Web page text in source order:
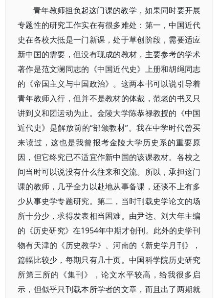
青年教师担负起这门课的教学，如果同时要开展
专题性的研究工作实在有很多难处：第一，中国近代
史在各校大抵是一门新课，处于草创阶段，需要适应
新中国的需要，但没有现成的教材，主要参考的学术
著作是范文澜同志的《中国近代史》上册和胡绳同志
的《帝国主义与中国政治》。这两本书可以说引导着
青年教师入行，但并不是教材的体裁，范老的书又只
讲到义和团运动为止。金陵大学陈恭禄教授的《中国
近代史》是解放前的“部颁教材”。我在中学时代曾买
来读过，这也是我曾报考金陵大学历史系的重要原
因，但它终究已不适宜作新中国的该课教材。各校之
间当时可以说没有什么往来和交流。所以，承担这门
课的教师，几乎全力以赴地从事备课，还谈不上有多
少从事史学专题研究。第二，当时刊载史学论文的场
所十分少，求得发表相当困难。由尹达、刘大年主编
的《历史研究》在1954年中期才创刊。此外的史学刊
物有天津的《历史教学》、河南的《新史学月刊》，
篇幅比较少，每期只有几十页。中国科学院历史研究
所第三所的《集刊》，论文水平较高，给我很多启
示，但似乎只刊载本所学者的文章，而且出了两期就